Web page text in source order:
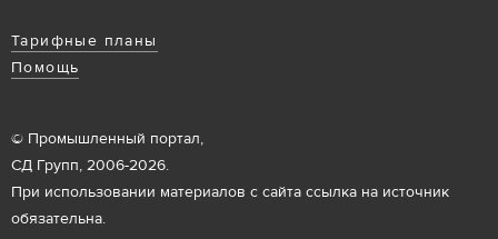
Тарифные планы
Помощь
© Промышленный портал,
СД Групп, 2006-2026.
При использовании материалов с сайта ссылка на источник
обязательна.